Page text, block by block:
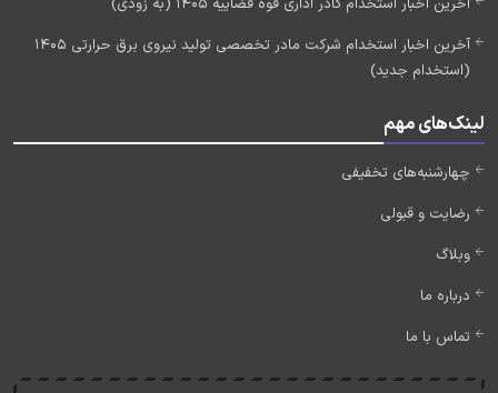
آخرین اخبار استخدام شرکت مادر تخصصی تولید نیروی برق حرارتی 1405
(استخدام جدید)
لینک‌های مهم
چهارشنبه‌های تخفیفی
رضایت و قبولی
وبلاگ
درباره ما
تماس با ما